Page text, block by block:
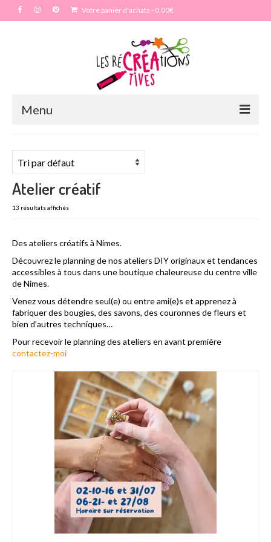
Votre panier d'achats - 0,00€
Menu
Particulier
Anniversaire
Mariage
Maquillage artistique adulte
Formation maquillage enfant
Professionnel
Animations commerciales
Team building
Atelier DIY en entreprise
Bulles de savon géantes
Bracelet permanent
Maquillage artistique adulte
Atelier créatif
13 résultats affichés
Des ateliers créatifs à Nimes.
Découvrez le planning de nos ateliers DIY originaux et tendances
accessibles à tous dans une boutique chaleureuse du centre ville
de Nimes.
Venez vous détendre seul(e) ou entre ami(e)s et apprenez à
fabriquer des bougies, des savons, des couronnes de fleurs et
bien d’autres techniques…
Pour recevoir le planning des ateliers en avant première
contactez-moi